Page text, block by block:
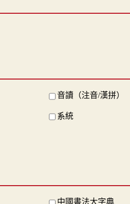
音讀（注音/漢拼）
系統
中國書法大字典